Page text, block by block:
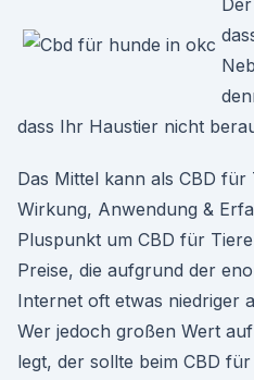
dass Ihr Haustier nicht
Das Mittel kann als CBD für
Wirkung, Anwendung &
Pluspunkt um CBD für
Preise, die aufgrund der
Internet oft etwas niedriger
Wer jedoch großen Wert
legt, der sollte beim CBD